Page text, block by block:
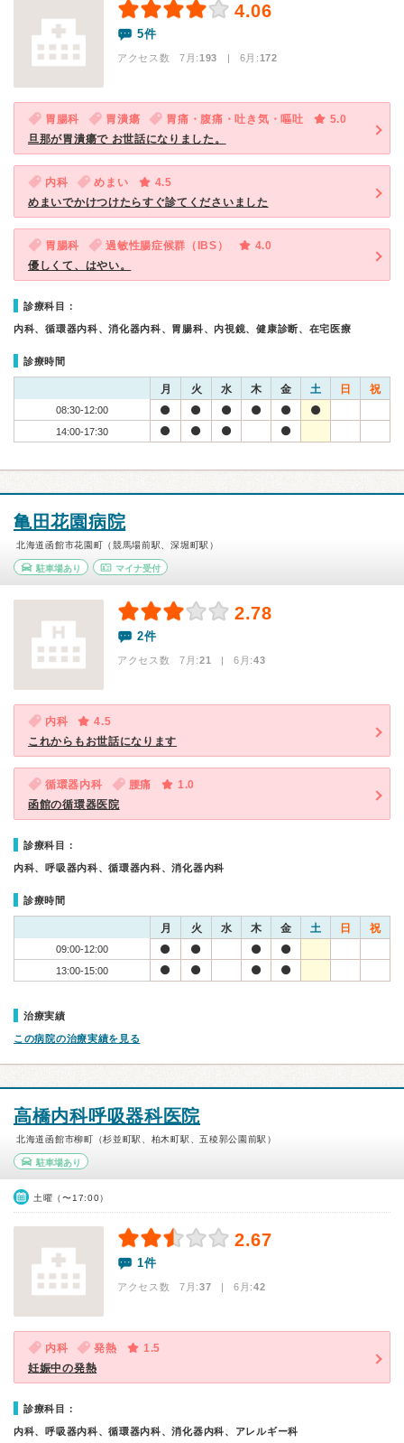
4.06
5件
アクセス数 7月:193 | 6月:172
胃腸科 胃潰瘍 胃痛・腹痛・吐き気・嘔吐
5.0
旦那が胃潰瘍で お世話になりました。
内科 めまい
4.5
めまいでかけつけたらすぐ診てくださいました
胃腸科 過敏性腸症候群（IBS）
4.0
優しくて、はやい。
診療科目：
内科、循環器内科、消化器内科、胃腸科、内視鏡、健康診断、在宅医療
診療時間
月 火 水 木 金 土 日 祝
08:30-12:00
14:00-17:30
亀田花園病院
北海道函館市花園町（競馬場前駅、深堀町駅）
駐車場あり マイナ受付
2.78
2件
アクセス数 7月:21 | 6月:43
内科
4.5
これからもお世話になります
循環器内科 腰痛
1.0
函館の循環器医院
診療科目：
内科、呼吸器内科、循環器内科、消化器内科
診療時間
月 火 水 木 金 土 日 祝
09:00-12:00
13:00-15:00
治療実績
この病院の治療実績を見る
高橋内科呼吸器科医院
北海道函館市柳町（杉並町駅、柏木町駅、五稜郭公園前駅）
駐車場あり
土曜（〜17:00）
2.67
1件
アクセス数 7月:37 | 6月:42
内科 発熱
1.5
妊娠中の発熱
診療科目：
内科、呼吸器内科、循環器内科、消化器内科、アレルギー科